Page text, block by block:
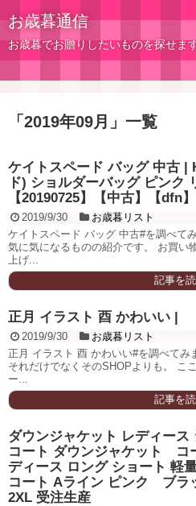
お歳暮通信
お歳暮でお贈りしたいものを探せま
「 2019年09月 」 一覧
ケイトスペード バッグ 中古 |
ド) ショルダーバッグ ピンク
【20190725】【中古】【dfn】
2019/9/30
お歳暮リスト
ケイトスペード バッグ 中古#を調べて
気に気になるものの紹介です。 お買い
上げ...
記事を
正月 イラスト 酉 かわいい |
2019/9/30
お歳暮リスト
正月 イラスト 酉 かわいい#を調べてみ
それだけでなくそのSHOPよりも。 こ
ー...
記事を
ダウンジャケット レディー
コート ダウンジャケット
ディース ロング ショート 軽
コート Aライン ピンク ブ
2XL 受注生産